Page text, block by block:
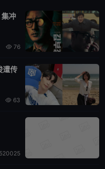
冲
76
遭传
63
520025